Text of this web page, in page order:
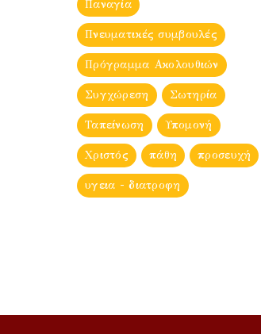
Παναγία
Πνευματικές συμβουλές
Πρόγραμμα Ακολουθιών
Συγχώρεση Σωτηρία
Ταπείνωση Υπομονή
Χριστός πάθη προσευχή
υγεια - διατροφη